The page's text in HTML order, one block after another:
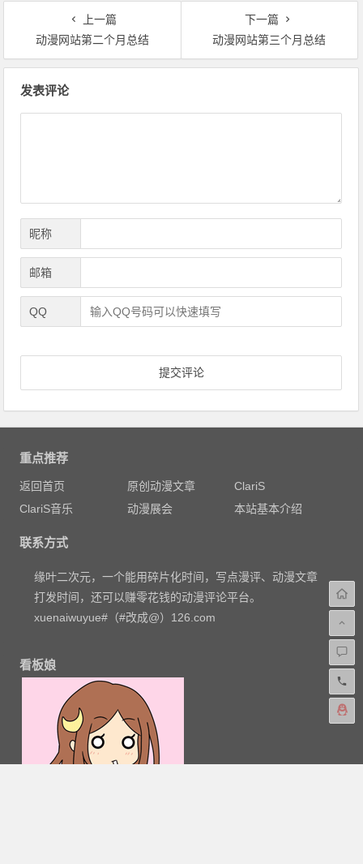
上一篇
动漫网站第二个月总结
下一篇
动漫网站第三个月总结
发表评论
昵称
邮箱
QQ
重点推荐
返回首页 原创动漫文章
ClariS
ClariS音乐
动漫展会 本站基本介绍
联系方式
缘叶二次元，一个能用碎片化时间，写点漫评、动漫文章
打发时间，还可以赚零花钱的动漫评论平台。
xuenaiwuyue#（#改成@）126.com
看板娘